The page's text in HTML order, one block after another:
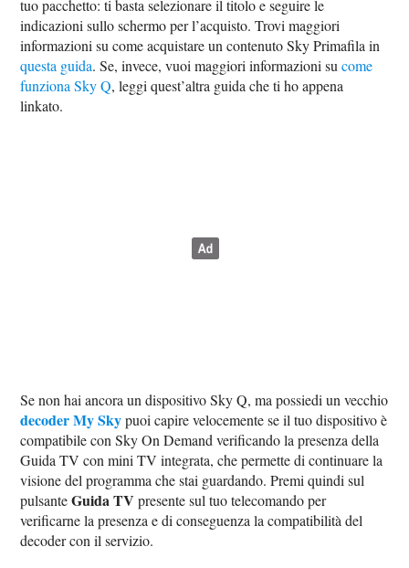
tuo pacchetto: ti basta selezionare il titolo e seguire le
indicazioni sullo schermo per l’acquisto. Trovi maggiori
informazioni su come acquistare un contenuto Sky Primafila in
questa guida. Se, invece, vuoi maggiori informazioni sucome
funziona Sky Q, leggi quest’altra guida che ti ho appena
linkato.
Se non hai ancora un dispositivo Sky Q, ma possiedi un vecchio
decoder My Skypuoi capire velocemente se il tuo dispositivo è
compatibile con Sky On Demand verificando la presenza della
Guida TV con mini TV integrata, che permette di continuare la
visione del programma che stai guardando. Premi quindi sul
pulsanteGuida TV presente sul tuo telecomando per
verificarne la presenza e di conseguenza la compatibilità del
decoder con il servizio.